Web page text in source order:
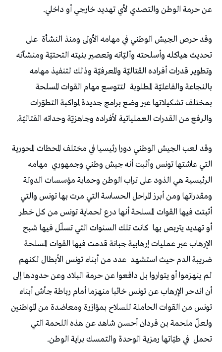
عن حرمة الوطن والتصدي لأي تهديد خارجي أو داخلي.
وقد حرص الجيش الوطني في مهامه الأولى ومنذ النشأة على
تحديث هياكله وأسلحته وآليّاته وتعصير بنيته التحتيّة ومنشآته
وتطوير قدرات أفراده القتاليّة والمعرفيّة وذلك لتنفيذ مهامه
بالنجاعة والفاعليّة المطلوبة لتتوسع مهام القوات المسلحة
بمختلف تشكيلاتها عبر وضع برامج جديدة لمواكبة التطوّرات
والرفع من القدرات العملياتية لأفراده وجاهزيّة وحداته القتاليّة.
وقد لعب الجيش الوطني دورا رئيسيا في مختلف المحطات المحورية
التي عاشتها تونس وأثبت أنه جيش وطني وجمهوري مهامه
الرئيسية هي الذود على تراب الوطن وحماية مؤسسات الدولة
ومقدراتها ومن أبرز المراحل الحساسة التي مرت بها تونس والتي
أثبتت فيها القوات المسلحة أنها درع لحماية تونس من كل خطر
أو تهديد يتربص بها كانت تلك السنوات التي تسلّل فيها شبح
الإرهاب عبر عمليات إرهابية جبانة قدمت فيها القوات المسلحة
ضريبة الدم حيث استشهد عدد من أبناء تونس الأبطال لكنهم
لم ينهزموا أو يتواروا بل دافعوا عن حرمة البلاد وعن حدودها إلى
أن اندحر الإرهاب عن تونس خائبا منهزما أمام رباطة جأش أبناء
تونس من القوات الحاملة للسلاح بمؤازرة ومعاضدة من المواطنين
ولعلّ ملحمة بن قردان أحسن شاهد عن هذه اللحمة التي
تحمل في طيّاتها رمزية الوحدة والتمسك براية الوطن.